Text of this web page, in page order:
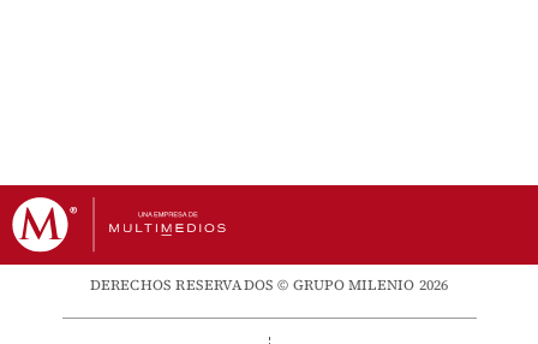
DERECHOS RESERVADOS © GRUPO MILENIO 2026